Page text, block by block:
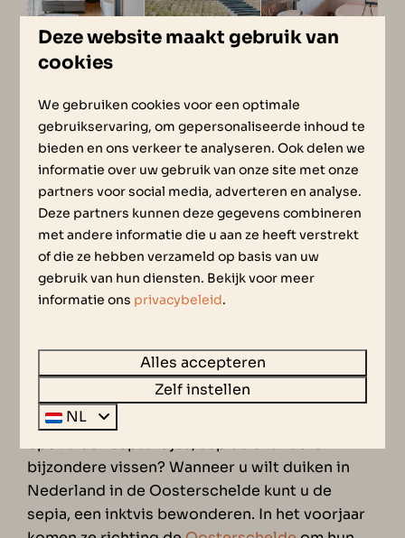
WAAR KAN IK HET BESTE
DUIKEN?
een kleurrijk en afwisselend
onderwaterlandschap. Met name Nationaal
Park de Oosterschelde en het
Grevelingenmeer zijn geliefde duikplekken.
bijzondere vissen? Wanneer u wilt duiken in
Nederland in de Oosterschelde kunt u de
sepia, een inktvis bewonderen. In het voorjaar
Deze website maakt gebruik van
cookies
We gebruiken cookies voor een optimale
gebruikservaring, om gepersonaliseerde inhoud te
bieden en ons verkeer te analyseren. Ook delen we
informatie over uw gebruik van onze site met onze
partners voor social media, adverteren en analyse.
Deze partners kunnen deze gegevens combineren
met andere informatie die u aan ze heeft verstrekt
of die ze hebben verzameld op basis van uw
gebruik van hun diensten. Bekijk voor meer
informatie ons privacybeleid.
Alles accepteren
Zelf instellen
NL